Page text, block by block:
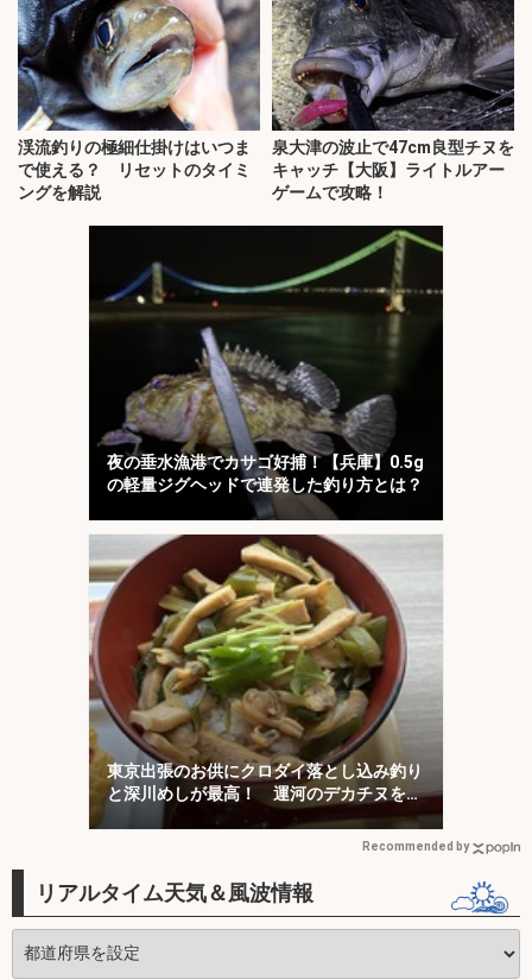
渓流釣りの極細仕掛けはいつま
で使える？ リセットのタイミ
ングを解説
泉大津の波止で47cm良型チヌを
キャッチ【大阪】ライトルアー
ゲームで攻略！
夜の垂水漁港でカサゴ好捕！【兵庫】0.5g
の軽量ジグヘッドで連発した釣り方とは？
東京出張のお供にクロダイ落とし込み釣り
と深川めしが最高！ 運河のデカチヌを狙
Recommended by
リアルタイム天気＆風波情報